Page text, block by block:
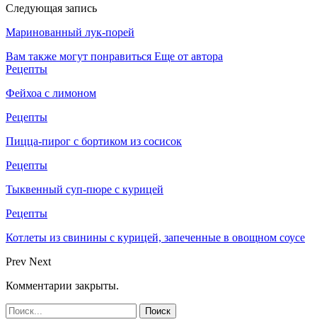
Следующая запись
Маринованный лук-порей
Вам также могут понравиться Еще от автора
Рецепты
Фейхоа с лимоном
Рецепты
Пицца-пирог с бортиком из сосисок
Рецепты
Тыквенный суп-пюре с курицей
Рецепты
Котлеты из свинины с курицей, запеченные в овощном соусе
Prev Next
Комментарии закрыты.